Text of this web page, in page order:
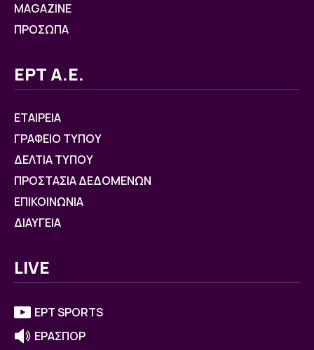
MAGAZINE
ΠΡΟΣΩΠΑ
ΕΡΤ Α.Ε.
ΕΤΑΙΡΕΙΑ
ΓΡΑΦΕΙΟ ΤΥΠΟΥ
ΔΕΛΤΙΑ ΤΥΠΟΥ
ΠΡΟΣΤΑΣΙΑ ΔΕΔΟΜΕΝΩΝ
ΕΠΙΚΟΙΝΩΝΙΑ
ΔΙΑΥΓΕΙΑ
LIVE
ΕΡΤ SPORTS
ΕΡΑΣΠΟΡ